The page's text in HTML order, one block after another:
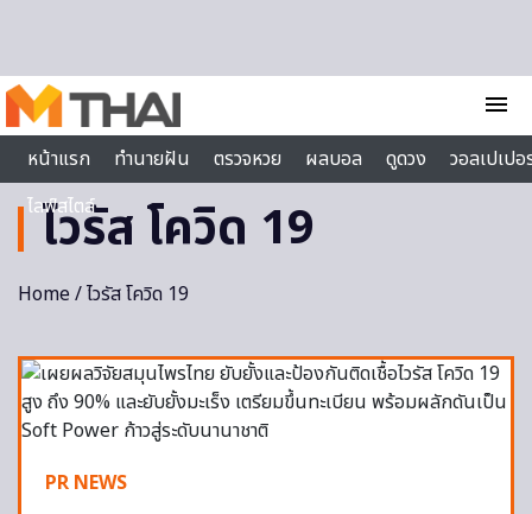
menu
หน้าแรก
ทำนายฝัน ตรวจหวย ผลบอล ดูดวง
วอลเปเป
ไลฟ์สไตล์
ไวรัส โควิด 19
Home/ ไวรัส โควิด 19
PR NEWS